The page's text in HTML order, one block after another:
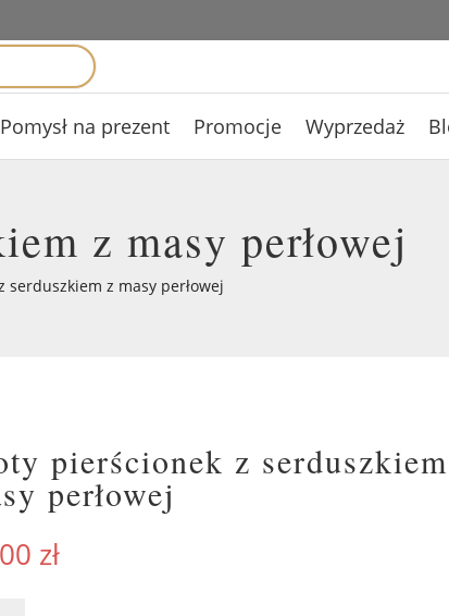
Pomysł na prezent Promocje Wyprzedaż
z masy perłowej
serduszkiem z masy perłowej
pierścionek z
perłowej
zł